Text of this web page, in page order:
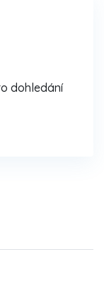
dohledání